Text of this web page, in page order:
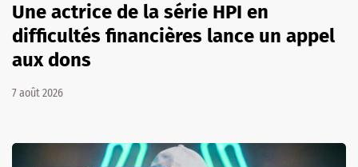
Une actrice de la série HPI en
difficultés financières lance un appel
aux dons
7 août 2026